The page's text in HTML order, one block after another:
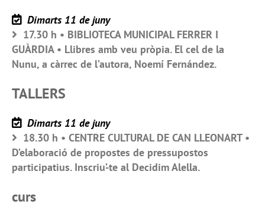
Dimarts 11 de juny
17.30 h • BIBLIOTECA MUNICIPAL FERRER I
GUÀRDIA • Llibres amb veu pròpia. El cel de la
Nunu, a càrrec de l’autora, Noemí Fernández.
TALLERS
Dimarts 11 de juny
18.30 h • CENTRE CULTURAL DE CAN LLEONART •
D’elaboració de propostes de pressupostos
participatius. Inscriu’-te al Decidim Alella.
curs